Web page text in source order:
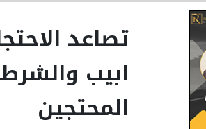
تصاعد
ابيب
المحتجين